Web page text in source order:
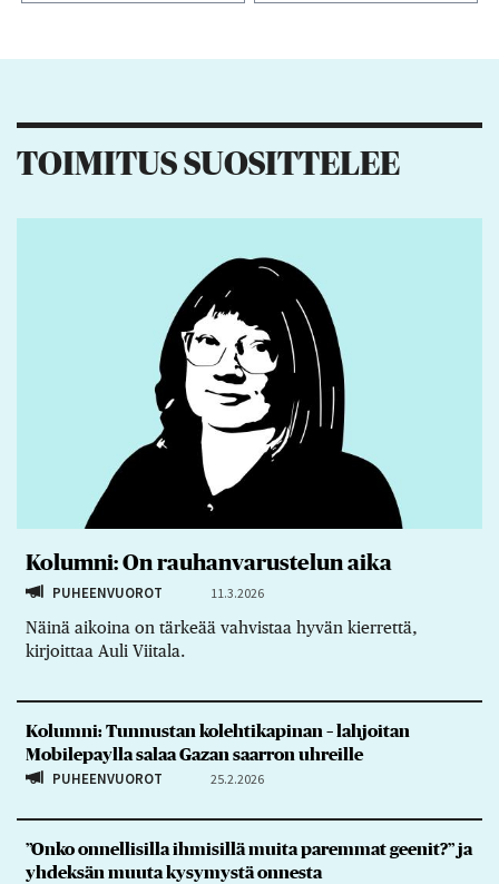
TOIMITUS SUOSITTELEE
Kolumni: On rauhanvarustelun aika
PUHEENVUOROT 11.3.2026
Näinä aikoina on tärkeää vahvistaa hyvän kierrettä,
kirjoittaa Auli Viitala.
Kolumni: Tunnustan kolehtikapinan – lahjoitan
Mobilepaylla salaa Gazan saarron uhreille
PUHEENVUOROT 25.2.2026
”Onko onnellisilla ihmisillä muita paremmat geenit?” ja
yhdeksän muuta kysymystä onnesta